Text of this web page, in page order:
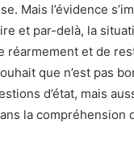
Mais l’évidence
et par-delà, la
réarmement et de
que n’est pas
d’état, mais
la compréhension